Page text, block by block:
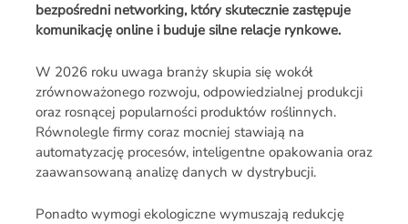
bezpośredni networking, który skutecznie zastępuje
komunikację online i buduje silne relacje rynkowe.
W 2026 roku uwaga branży skupia się wokół
zrównoważonego rozwoju, odpowiedzialnej produkcji
oraz rosnącej popularności produktów roślinnych.
Równolegle firmy coraz mocniej stawiają na
automatyzację procesów, inteligentne opakowania oraz
zaawansowaną analizę danych w dystrybucji.
Ponadto wymogi ekologiczne wymuszają redukcję